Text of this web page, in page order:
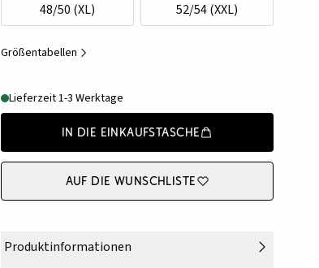
48/50 (XL) 52/54 (XXL)
Größentabellen
Lieferzeit 1-3 Werktage
In die Einkaufstasche
Auf die Wunschliste
Produktinformationen